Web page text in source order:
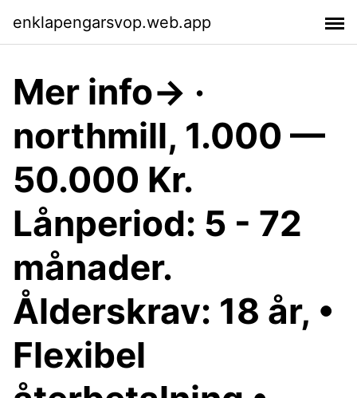
enklapengarsvop.web.app
Mer info→ ·
northmill, 1.000 —
50.000 Kr.
Lånperiod: 5 - 72
månader.
Ålderskrav: 18 år, •
Flexibel